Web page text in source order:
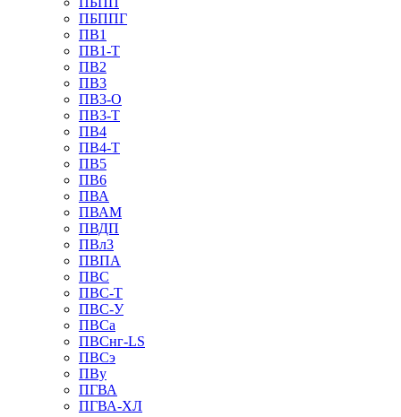
ПБППГ
ПВ1
ПВ1-Т
ПВ2
ПВ3
ПВ3-О
ПВ3-Т
ПВ4
ПВ4-Т
ПВ5
ПВ6
ПВА
ПВАМ
ПВДП
ПВл3
ПВПА
ПВС
ПВС-Т
ПВС-У
ПВСа
ПВСнг-LS
ПВСэ
ПВу
ПГВА
ПГВА-ХЛ